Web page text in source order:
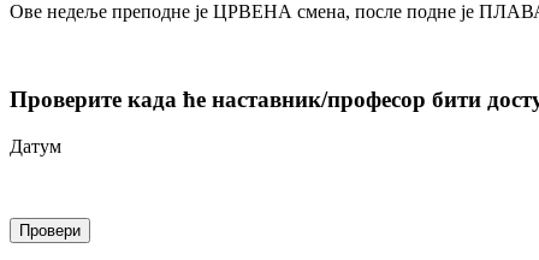
Ове недеље преподне је ЦРВЕНА смена, после подне је
Проверите када ће наставник/професор бити
Датум